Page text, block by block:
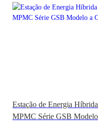
Estação de Energia Híbrida
MPMC Série GSB